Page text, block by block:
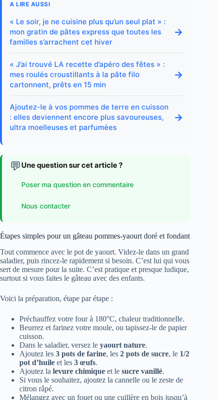
A LIRE AUSSI
« Le soir, je ne cuisine plus qu’un seul plat » :
mon gratin de pâtes express que toutes les
familles s’arrachent cet hiver
→
« J’ai trouvé LA recette d’apéro des fêtes » :
mes roulés croustillants à la pâte filo
cartonnent, prêts en 15 min
→
Ajoutez-le à vos pommes de terre en cuisson
: elles deviennent encore plus savoureuses,
ultra moelleuses et parfumées
→
💬 Une question sur cet article ?
Poser ma question en commentaire
Nous contacter
Étapes simples pour un gâteau pommes-yaourt doré et fondant
Tout commence avec le pot de yaourt. Videz-le dans un grand
saladier, puis rincez-le rapidement si besoin. C’est lui qui vous
sert de mesure pour la suite. C’est pratique et presque ludique,
surtout si vous faites le gâteau avec des enfants.
Voici la préparation, étape par étape :
Préchauffez votre four à 180°C, chaleur traditionnelle.
Beurrez et farinez votre moule, ou tapissez-le de papier
cuisson.
Dans le saladier, versez le yaourt nature.
Ajoutez les 3 pots de farine, les 2 pots de sucre, le 1/2
pot d’huile et les 3 œufs.
Ajoutez la levure chimique et le sucre vanillé.
Si vous le souhaitez, ajoutez la cannelle ou le zeste de
citron râpé.
Mélangez avec un fouet ou une cuillère en bois jusqu’à